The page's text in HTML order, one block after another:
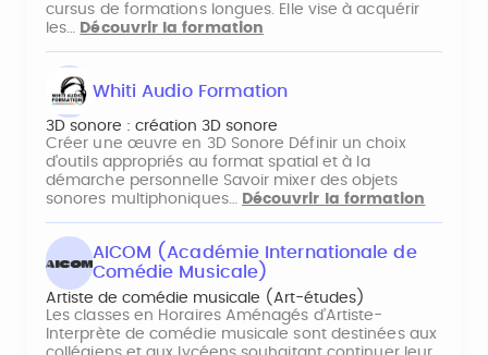
cursus de formations longues. Elle vise à acquérir
les… Découvrir la formation
Whiti Audio Formation
3D sonore : création 3D sonore
Créer une œuvre en 3D Sonore Définir un choix
d'outils appropriés au format spatial et à la
démarche personnelle Savoir mixer des objets
sonores multiphoniques… Découvrir la formation
AICOM (Académie Internationale de
Comédie Musicale)
Artiste de comédie musicale (Art-études)
Les classes en Horaires Aménagés d’Artiste-
Interprète de comédie musicale sont destinées aux